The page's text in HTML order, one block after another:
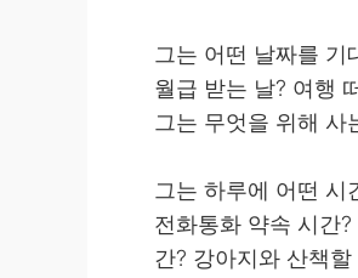
그는 어떤 날짜를 기
월급 받는 날? 여행
그는 무엇을 위해 사
그는 하루에 어떤 시
전화통화 약속 시간
간? 강아지와 산책할